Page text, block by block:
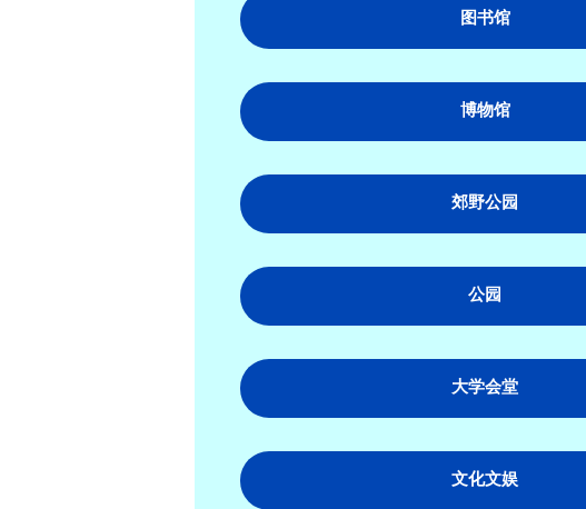
图书馆
博物馆
郊野公园
公园
大学会堂
文化文娱